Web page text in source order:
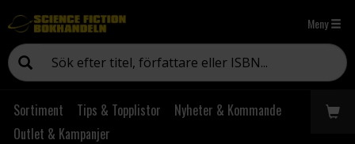
Meny
Sortiment Tips & Topplistor
Nyheter & Kommande
Outlet & Kampanjer